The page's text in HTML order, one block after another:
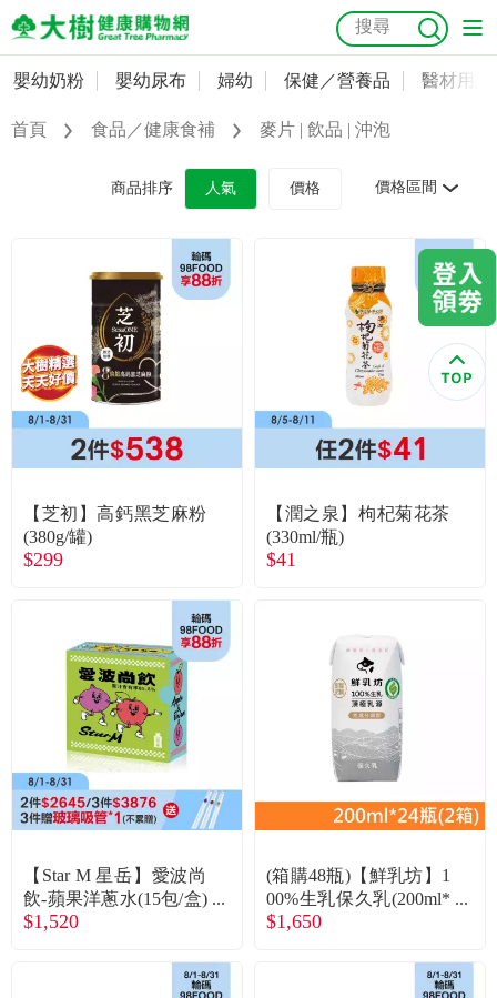
嬰幼奶粉
保健／營養品
成人照護
美容／個人清潔
食品／健康食補
寵物
優惠活動
關於我們
合作提案
購物流程
會員資料及密碼修改
紅利點數查詢
購物金查詢
優惠券領取
優惠券查詢
登入
嬰幼奶粉 嬰幼尿布 婦幼 保健／營養品 醫材用品
首頁 食品／健康食補 麥片 | 飲品 | 沖泡
商品排序 人氣 價格 價格區間
【芝初】高鈣黑芝麻粉
(380g/罐)
$299
【潤之泉】枸杞菊花茶
(330ml/瓶)
$41
【Star M 星岳】愛波尚
飲-蘋果洋蔥水(15包/盒)
廠商直送
$1,520
(箱購48瓶)【鮮乳坊】1
00%生乳保久乳(200ml*
24瓶/箱)2箱廠商直送
$1,650